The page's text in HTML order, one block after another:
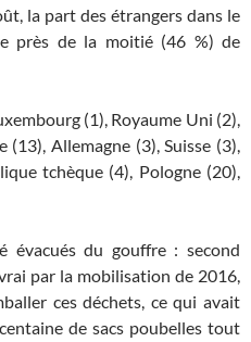
la part des étrangers dans le
près de la moitié (46 %) de
(1), Royaume Uni (2),
(13), Allemagne (3), Suisse (3),
tchèque (4), Pologne (20),
du gouffre : second
par la mobilisation de 2016,
ces déchets, ce qui avait
de sacs poubelles tout